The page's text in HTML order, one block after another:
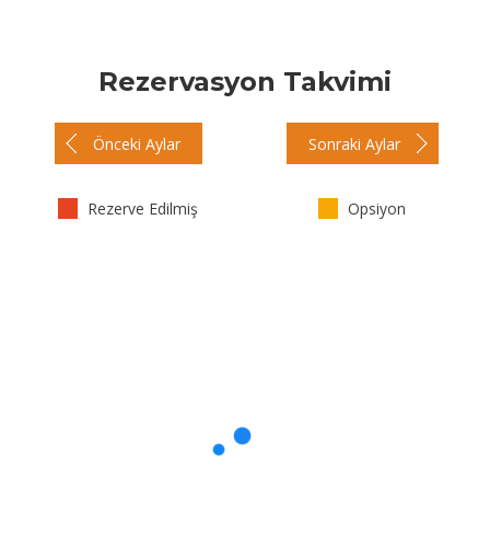
Rezervasyon Takvimi
Önceki Aylar Sonraki Aylar
Rezerve Edilmiş Opsiyon